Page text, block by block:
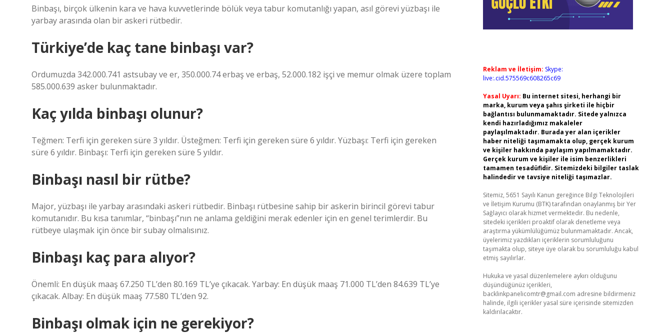
Binbaşı, birçok ülkenin kara ve hava kuvvetlerinde bölük veya tabur komutanlığı yapan, asıl görevi yüzbaşı ile
yarbay arasında olan bir askeri rütbedir.
Türkiye’de kaç tane binbaşı var?
Ordumuzda 342.000.741 astsubay ve er, 350.000.74 erbaş ve erbaş, 52.000.182 işçi ve memur olmak üzere toplam
585.000.639 asker bulunmaktadır.
Kaç yılda binbaşı olunur?
Teğmen: Terfi için gereken süre 3 yıldır. Üsteğmen: Terfi için gereken süre 6 yıldır. Yüzbaşı: Terfi için gereken
süre 6 yıldır. Binbaşı: Terfi için gereken süre 5 yıldır.
Binbaşı nasıl bir rütbe?
Major, yüzbaşı ile yarbay arasındaki askeri rütbedir. Binbaşı rütbesine sahip bir askerin birincil görevi tabur
komutanıdır. Bu kısa tanımlar, “binbaşı”nın ne anlama geldiğini merak edenler için en genel terimlerdir. Bu
rütbeye ulaşmak için önce bir subay olmalısınız.
Binbaşı kaç para alıyor?
Önemli: En düşük maaş 67.250 TL’den 80.169 TL’ye çıkacak. Yarbay: En düşük maaş 71.000 TL’den 84.639 TL’ye
çıkacak. Albay: En düşük maaş 77.580 TL’den 92.
Binbaşı olmak için ne gerekiyor?
Reklam ve İletişim: Skype:
live:.cid.575569c608265c69
Yasal Uyarı: Bu internet sitesi, herhangi bir
marka, kurum veya şahıs şirketi ile hiçbir
bağlantısı bulunmamaktadır. Sitede yalnızca
kendi hazırladığımız makaleler
paylaşılmaktadır. Burada yer alan içerikler
haber niteliği taşımamakta olup, gerçek kurum
ve kişiler hakkında paylaşım yapılmamaktadır.
Gerçek kurum ve kişiler ile isim benzerlikleri
tamamen tesadüfidir. Sitemizdeki bilgiler taslak
halindedir ve tavsiye niteliği taşımazlar.
Sitemiz, 5651 Sayılı Kanun gereğince Bilgi Teknolojileri
ve İletişim Kurumu (BTK) tarafından onaylanmış bir Yer
Sağlayıcı olarak hizmet vermektedir. Bu nedenle,
sitedeki içerikleri proaktif olarak denetleme veya
araştırma yükümlülüğümüz bulunmamaktadır. Ancak,
üyelerimiz yazdıkları içeriklerin sorumluluğunu
taşımakta olup, siteye üye olarak bu sorumluluğu kabul
etmiş sayılırlar.
Hukuka ve yasal düzenlemelere aykırı olduğunu
düşündüğünüz içerikleri,
backlinkpanelicomtr@gmail.com adresine bildirmeniz
halinde, ilgili içerikler yasal süre içerisinde sitemizden
kaldırılacaktır.